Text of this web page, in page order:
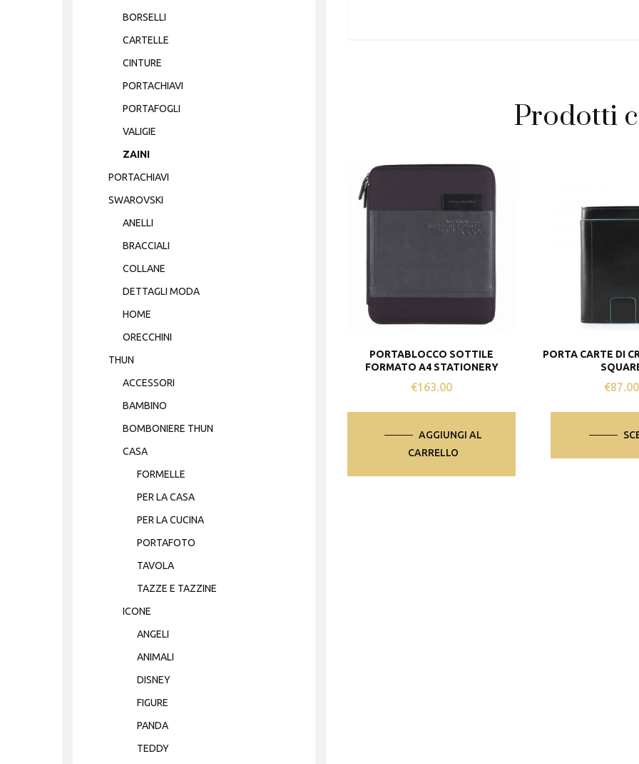
Prodotti
PORTABLOCCO SOTTILE
FORMATO A4 STATIONERY
€163.00
AGGIUNGI AL
CARRELLO
PORTA CARTE DI
€87.00
BORSELLI
CARTELLE
CINTURE
PORTACHIAVI
PORTAFOGLI
VALIGIE
ZAINI
PORTACHIAVI
SWAROVSKI
ANELLI
BRACCIALI
COLLANE
DETTAGLI MODA
HOME
ORECCHINI
THUN
ACCESSORI
BAMBINO
BOMBONIERE THUN
CASA
FORMELLE
PER LA CASA
PER LA CUCINA
PORTAFOTO
TAVOLA
TAZZE E TAZZINE
ICONE
ANGELI
ANIMALI
DISNEY
FIGURE
PANDA
TEDDY